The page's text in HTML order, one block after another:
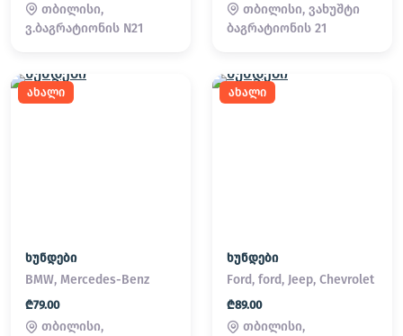
თბილისი,
ვ.ბაგრატიონის N21
თბილისი, ვახუშტი
ბაგრატიონის 21
ახალი
ხუნდები
BMW, Mercedes-Benz
₾79.00
თბილისი,
ახალი
ხუნდები
Ford, ford, Jeep, Chevrolet
₾89.00
თბილისი,